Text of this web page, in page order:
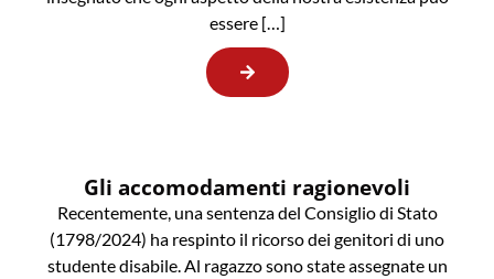
essere […]
Gli accomodamenti ragionevoli
Recentemente, una sentenza del Consiglio di Stato
(1798/2024) ha respinto il ricorso dei genitori di uno
studente disabile. Al ragazzo sono state assegnate un